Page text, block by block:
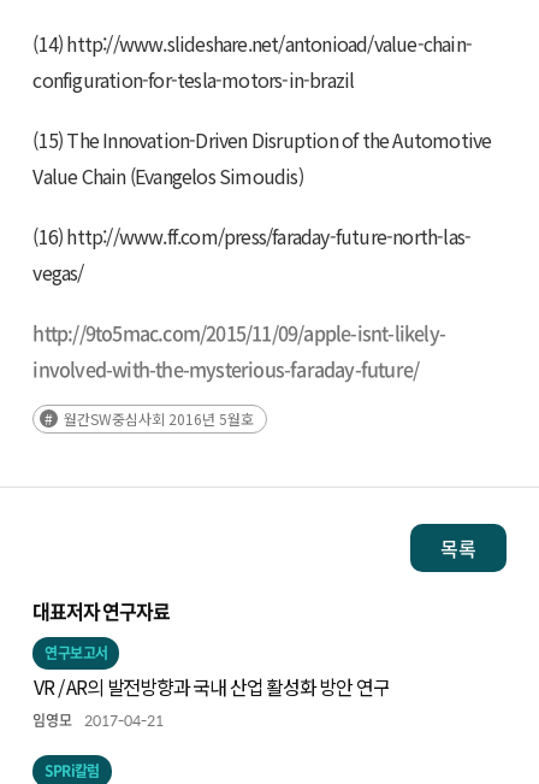
(14) http://www.slideshare.net/antonioad/value-chain-
configuration-for-tesla-motors-in-brazil
(15) The Innovation-Driven Disruption of the Automotive
Value Chain (Evangelos Simoudis)
(16) http://www.ff.com/press/faraday-future-north-las-
vegas/
http://9to5mac.com/2015/11/09/apple-isnt-likely-
involved-with-the-mysterious-faraday-future/
월간SW중심사회 2016년 5월호
목록
대표저자 연구자료
연구보고서
VR / AR의 발전방향과 국내 산업 활성화 방안 연구
임영모 2017-04-21
SPRi칼럼